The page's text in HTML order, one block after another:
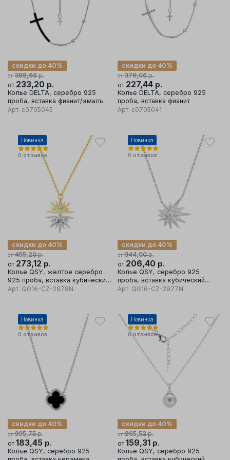
от 388,66р.
скидки до 40%
от 233,20 р.
Колье DELTA, серебро 925
проба, вставка фианит/эмаль
Арт. с0705045
от 379,06р.
скидки до 40%
от 227,44 р.
Колье DELTA, серебро 925
проба, вставка фианит
Арт. с0705041
Новинка
0 отзывов
от 455,20р.
скидки до 40%
от 273,12 р.
Колье QSY, желтое серебро
925 проба, вставка кубический
цирконий
Арт. QG16-CZ-2978N
Новинка
0 отзывов
от 344,00р.
скидки до 40%
от 206,40 р.
Колье QSY, серебро 925
проба, вставка кубический
цирконий
Арт. QG16-CZ-2977N
Новинка
0 отзывов
от 305,75р.
скидки до 40%
от 183,45 р.
Колье QSY, серебро 925
Новинка
0 отзывов
от 265,52р.
скидки до 40%
от 159,31 р.
Колье QSY, серебро 925